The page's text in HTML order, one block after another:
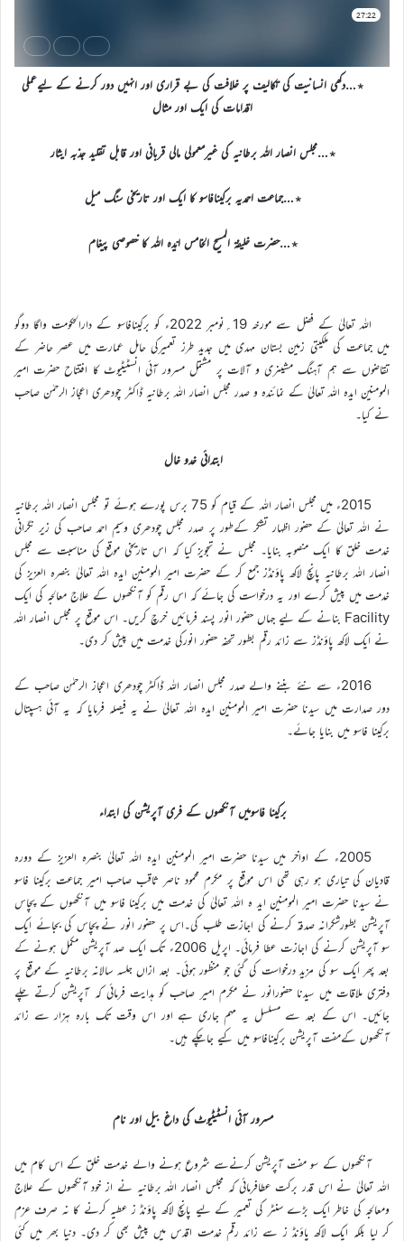
٭…دکھی انسانیت کی تکالیف پر خلافت کی بے قراری اور انہیں دور کرنے کے لیےعملی
اقدامات کی ایک اور مثال
٭…مجلس انصار اللہ برطانیہ کی غیرمعمولی مالی قربانی اور قابل تقلید جذبہ ایثار
٭…جماعت احمدیہ برکینافاسو کا ایک اور تاریخی سنگ میل
٭…حضرت خلیفۃ المسیح الخامس ایّدہ اللہ کا خصوصی پیغام
اللہ تعالیٰ کے فضل سے مورخہ 19؍نومبر 2022ء کو برکینافاسو کے دارالحکومت واگا دوگو
میں جماعت کی ملکیتی زمین بستان مہدی میں جدید طرز تعمیرکی حامل عمارت میں عصر حاضر کے
تقاضوں سے ہم آہنگ مشینری و آلات پر مشتمل مسرور آئی انسٹیٹیوٹ کا افتتاح حضرت امیر
المومنین ایدہ اللہ تعالیٰ کے نمائندہ و صدر مجلس انصار اللہ برطانیہ ڈاکٹر چودھری اعجاز الرحمٰن صاحب
نے کیا۔
ابتدائی خدو خال
2015ء میں مجلس انصار اللہ کے قیام کو 75 برس پورے ہوئے تو مجلس انصار اللہ برطانیہ
نے اللہ تعالیٰ کے حضور اظہار تشکر کےطور پر صدر مجلس چودھری وسیم احمد صاحب کی زیر نگرانی
خدمت خلق کا ایک منصوبہ بنایا۔ مجلس نے تجویز کیا کہ اس تاریخی موقع کی مناسبت سے مجلس
انصار اللہ برطانیہ پانچ لاکھ پاؤنڈز جمع کر کے حضرت امیر المومنین ایدہ اللہ تعالیٰ بنصرہ العزیز کی
خدمت میں پیش کرے اور یہ درخواست کی جائے کہ اس رقم کو آنکھوں کے علاج معالجہ کی ایک
Facility بنانے کے لیے جہاں حضور انور پسند فرمائیں خرچ کریں۔ اس موقع پر مجلس انصار اللہ
نے ایک لاکھ پاؤنڈز سے زائد رقم بطور تحفہ حضور انورکی خدمت میں پیش کر دی۔
2016ء سے نئے بننے والے صدر مجلس انصار اللہ ڈاکٹر چودھری اعجاز الرحمٰن صاحب کے
دور صدارت میں سیدنا حضرت امیر المومنین ایدہ اللہ تعالیٰ نے یہ فیصلہ فرمایا کہ یہ آئی ہسپتال
برکینا فاسو میں بنایا جائے۔
برکینا فاسومیں آنکھوں کے فری آپریشن کی ابتداء
2005ء کے اواخر میں سیدنا حضرت امیر المومنین ایدہ اللہ تعالیٰ بنصرہ العزیز کے دورہ
قادیان کی تیاری ہو رہی تھی اس موقع پر مکرم محمود ناصر ثاقب صاحب امیر جماعت برکینا فاسو
نے سیدنا حضرت امیر المومنین اید ہ اللہ تعالیٰ کی خدمت میں برکینا فاسو میں آنکھوں کے پچاس
آپریشن بطورشکرانہ صدقہ کرنے کی اجازت طلب کی۔اس پر حضور انور نے پچاس کی بجائے ایک
سو آپریشن کرنے کی اجازت عطا فرمائی۔ اپریل 2006ء تک ایک صد آپریشن مکمل ہونے کے
بعد پھر ایک سو کی مزید درخواست کی گئی جو منظور ہوئی۔ بعد ازاں جلسہ سالانہ برطانیہ کے موقع پر
دفتری ملاقات میں سیدنا حضورانور نے مکرم امیر صاحب کو ہدایت فرمائی کہ آپریشن کرتے چلے
جائیں۔ اس کے بعد سے مسلسل یہ مہم جاری ہے اور اس وقت تک بارہ ہزار سے زائد
آنکھوں کےمفت آپریشن برکینافاسو میں کیے جاچکے ہیں۔
مسرور آئی انسٹیٹیوٹ کی داغ بیل اور نام
آنکھوں کے سو مفت آپریشن کرنےسے شروع ہونے والے خدمت خلق کے اس کام میں
اللہ تعالیٰ نے اس قدر برکت عطافرمائی کہ مجلس انصار اللہ برطانیہ نے از خود آنکھوں کے علاج
ومعالجہ کی خاطر ایک بڑے سنٹر کی تعمیر کے لیے پانچ لاکھ پاؤنڈ ز عطیہ کرنے کا نہ صرف عزم
کر لیا بلکہ ایک لاکھ پاؤنڈ ز سے زائد رقم خدمت اقدس میں پیش بھی کر دی۔ دنیا بھر میں کئی